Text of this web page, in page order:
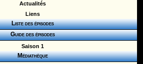
Actualités
Liens
Liste des épisodes
Guide des épisodes
Saison 1
Médiathèque